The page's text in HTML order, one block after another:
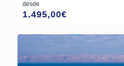
desde
1.495,00€